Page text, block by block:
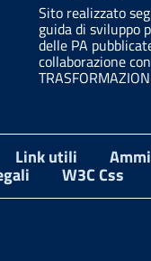
Sito realizzato
guida di sviluppo
delle PA
collaborazione
Link utili
W3C Css